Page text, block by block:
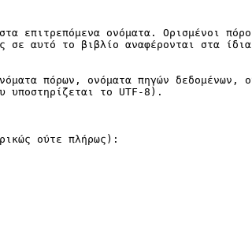
επιτρεπόμενα ονόματα. Ορισμένοι
σε αυτό το βιβλίο αναφέρονται στα
πόρων, ονόματα πηγών δεδομένων,
υποστηρίζεται το UTF-8).
ούτε πλήρως):